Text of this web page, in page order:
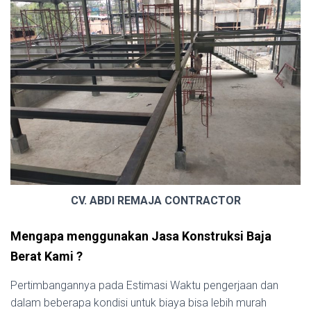
CV. ABDI REMAJA CONTRACTOR
Mengapa menggunakan Jasa Konstruksi Baja
Berat Kami ?
Pertimbangannya pada Estimasi Waktu pengerjaan dan
dalam beberapa kondisi untuk biaya bisa lebih murah